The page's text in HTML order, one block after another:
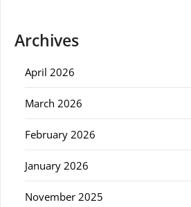
Archives
April 2026
March 2026
February 2026
January 2026
November 2025